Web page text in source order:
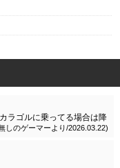
ラゴルに乗ってる場合は降
しのゲーマーより/2026.03.22)